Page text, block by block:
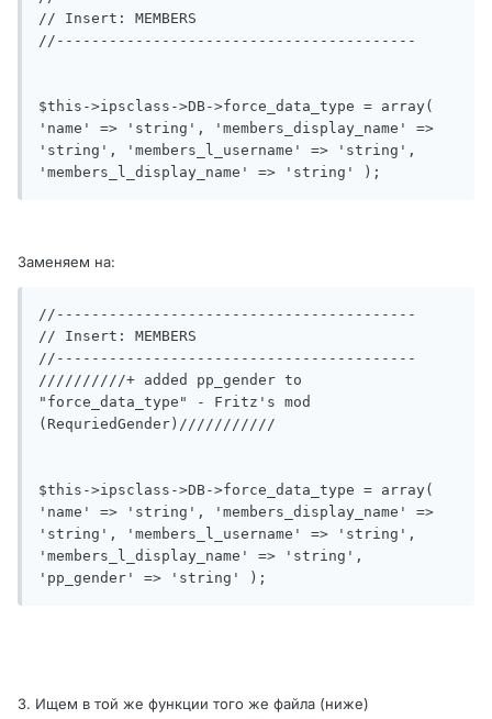
// Insert: MEMBERS
//-----------------------------------------
$this->ipsclass->DB->force_data_type = array(
'name' => 'string', 'members_display_name' =>
'string', 'members_l_username' => 'string',
'members_l_display_name' => 'string' );
Заменяем на:
//-----------------------------------------
// Insert: MEMBERS
//-----------------------------------------
//////////+ added pp_gender to
"force_data_type" - Fritz's mod
(RequriedGender)///////////
$this->ipsclass->DB->force_data_type = array(
'name' => 'string', 'members_display_name' =>
'string', 'members_l_username' => 'string',
'members_l_display_name' => 'string',
'pp_gender' => 'string' );
3. Ищем в той же функции того же файла (ниже)